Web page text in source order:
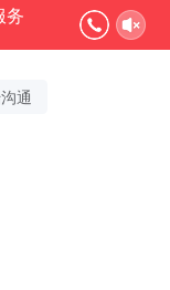
务
通